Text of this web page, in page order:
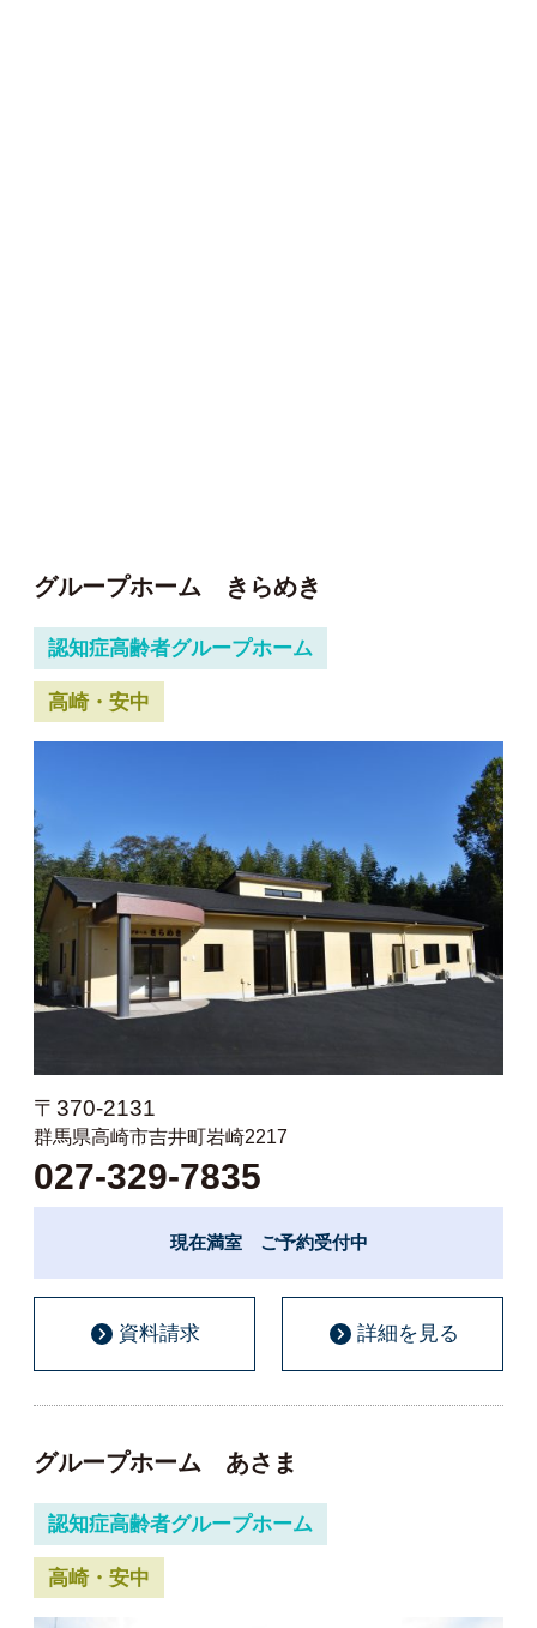
グループホーム きらめき
認知症高齢者グループホーム
高崎・安中
〒370-2131
群馬県高崎市吉井町岩崎2217
027-329-7835
現在満室 ご予約受付中
資料請求 詳細を見る
グループホーム あさま
認知症高齢者グループホーム
高崎・安中